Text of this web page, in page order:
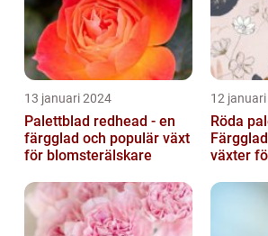
13 januari 2024
Palettblad redhead - en
färgglad och populär växt
för blomsterälskare
12
Röda
växter